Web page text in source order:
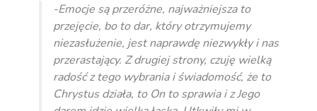
-Emocje są przeróżne, najważniejsza to
przejęcie, bo to dar, który otrzymujemy
niezasłużenie, jest naprawdę niezwykły i nas
przerastający. Z drugiej strony, czuję wielką
radość z tego wybrania i świadomość, że to
Chrystus działa, to On to sprawia i z Jego